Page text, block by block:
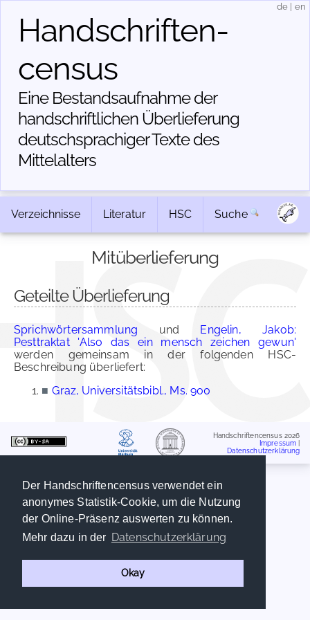
Der Handschriftencensus verwendet ein
anonymes Statistik-Cookie, um die Nutzung
der Online-Präsenz auswerten zu können.
Mehr dazu in der Datenschutzerklärung
Okay
Handschriften­
census
Eine Bestandsaufnahme der
handschriftlichen Über­lieferung
deutschsprachiger Texte des
Mittelalters
de en
Verzeichnisse Literatur HSC Suche
Mitüberlieferung
Geteilte Überlieferung
Sprichwörtersammlung und Engelin, Jakob:
Pesttraktat 'Also das ein mensch zeichen gewun'
werden gemeinsam in der folgenden HSC-
Beschreibung überliefert:
■ Graz, Universitätsbibl., Ms. 900
Handschriftencensus 2026
Impressum
Datenschutzerklärung